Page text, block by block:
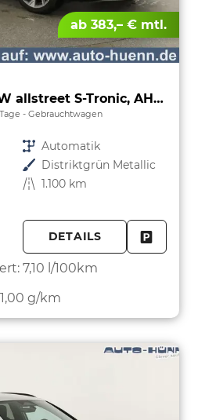
ab 383,– € mtl.
TFSI quattro 150 kW allstreet S-Tronic, AHK, Navi, 18-Zoll, 5-J. Garantie
Gebrauchtwagen
Getriebe Automatik
Außenfarbe Distriktgrün Metallic
Kilometerstand 1.100 km
DETAILS
7,10 l/100km
g/km